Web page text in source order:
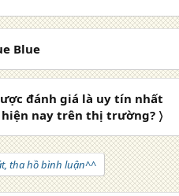
Blue
đánh giá là uy tín nhất
hiện nay trên thị trường? 〉
tha hồ bình luận^^